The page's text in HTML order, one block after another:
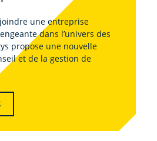
une entreprise
dans l’univers des
propose une nouvelle
et de la gestion de